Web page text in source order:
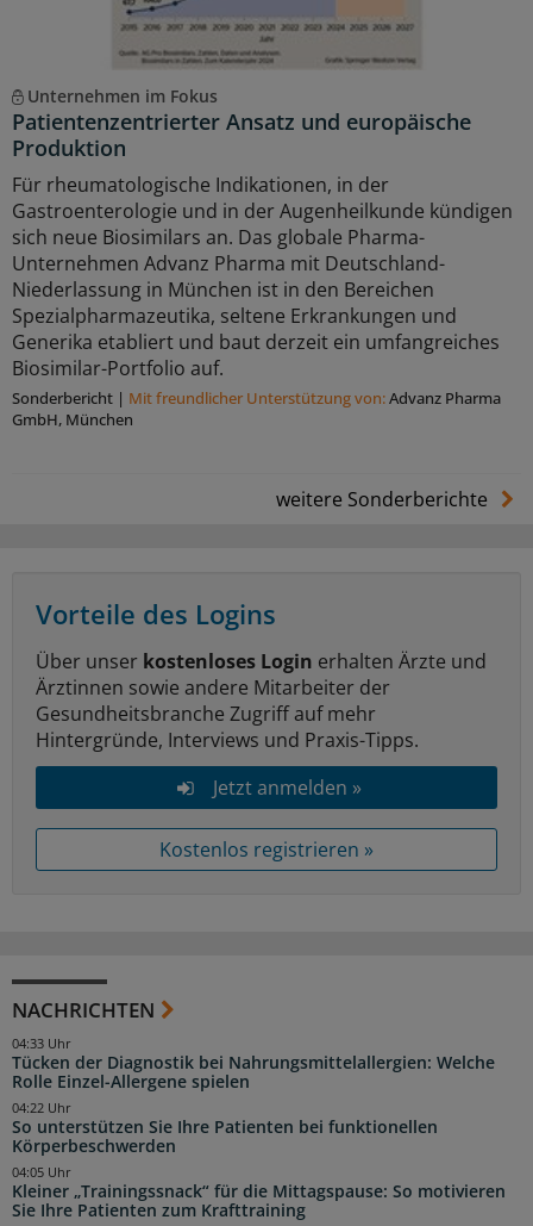
Unternehmen im Fokus
Patientenzentrierter Ansatz und europäische
Produktion
Für rheumatologische Indikationen, in der
Gastroenterologie und in der Augenheilkunde kündigen
sich neue Biosimilars an. Das globale Pharma-
Unternehmen Advanz Pharma mit Deutschland-
Niederlassung in München ist in den Bereichen
Spezialpharmazeutika, seltene Erkrankungen und
Generika etabliert und baut derzeit ein umfangreiches
Biosimilar-Portfolio auf.
Sonderbericht | Mit freundlicher Unterstützung von:Advanz Pharma
GmbH, München
weitere Sonderberichte
Vorteile des Logins
Über unser kostenloses Login erhalten Ärzte und
Ärztinnen sowie andere Mitarbeiter der
Gesundheitsbranche Zugriff auf mehr
Hintergründe, Interviews und Praxis-Tipps.
Jetzt anmelden »
Kostenlos registrieren »
NACHRICHTEN
Tücken der Diagnostik bei Nahrungsmittelallergien: Welche
Rolle Einzel-Allergene spielen
04:33 Uhr
So unterstützen Sie Ihre Patienten bei funktionellen
Körperbeschwerden
04:22 Uhr
Kleiner „Trainingssnack“ für die Mittagspause: So motivieren
Sie Ihre Patienten zum Krafttraining
04:05 Uhr